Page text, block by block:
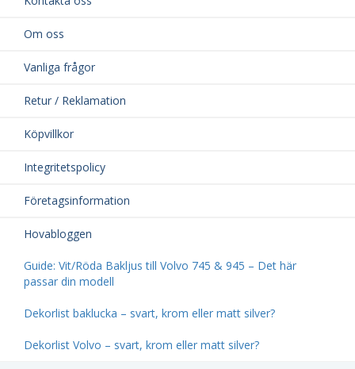
Om oss
Vanliga frågor
Retur / Reklamation
Köpvillkor
Integritetspolicy
Företagsinformation
Hovabloggen
Guide: Vit/Röda Bakljus till Volvo 745 & 945 – Det här
passar din modell
Dekorlist baklucka – svart, krom eller matt silver?
Dekorlist Volvo – svart, krom eller matt silver?